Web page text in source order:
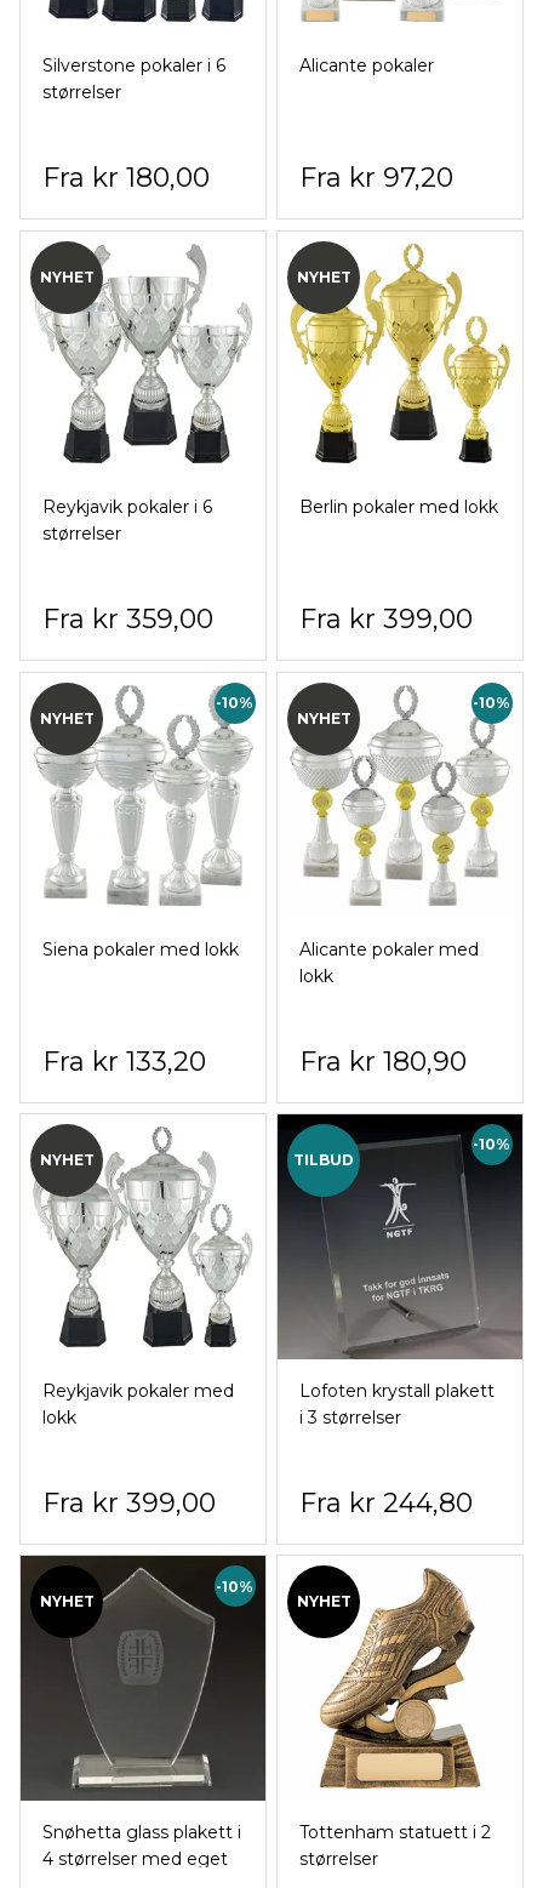
Silverstone pokaler i 6
størrelser
kr 180,00
Alicante pokaler
kr 97,20
NYHET
Reykjavik pokaler i 6
størrelser
kr 359,00
NYHET
Berlin pokaler med lokk
kr 399,00
NYHET
Siena pokaler med lokk
-10%
kr 133,20
NYHET
Alicante pokaler med
lokk
-10%
kr 180,90
NYHET
Reykjavik pokaler med
lokk
kr 399,00
TILBUD
Lofoten krystall plakett
i 3 størrelser
-10%
kr 244,80
NYHET
Snøhetta glass plakett i
4 størrelser med eget
-10%
NYHET
Tottenham statuett i 2
størrelser